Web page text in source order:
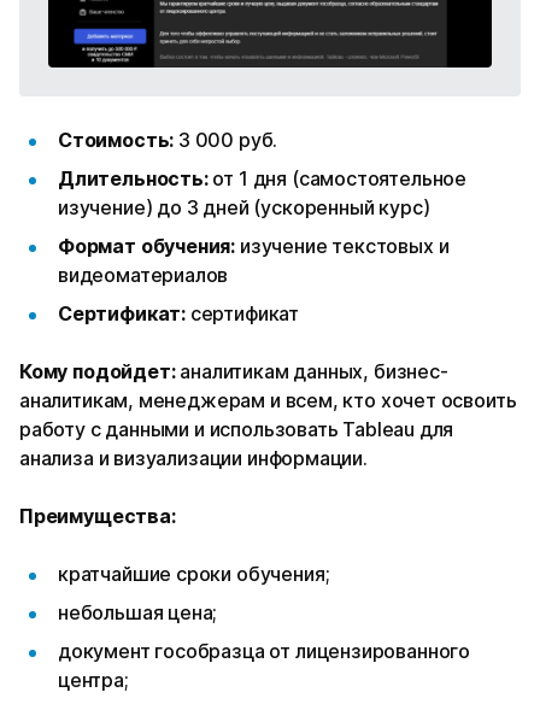
Стоимость: 3 000 руб.
Длительность: от 1 дня (самостоятельное
изучение) до 3 дней (ускоренный курс)
Формат обучения: изучение текстовых и
видеоматериалов
Сертификат: сертификат
Кому подойдет: аналитикам данных, бизнес-
аналитикам, менеджерам и всем, кто хочет освоить
работу с данными и использовать Tableau для
анализа и визуализации информации.
Преимущества:
кратчайшие сроки обучения;
небольшая цена;
документ гособразца от лицензированного
центра;